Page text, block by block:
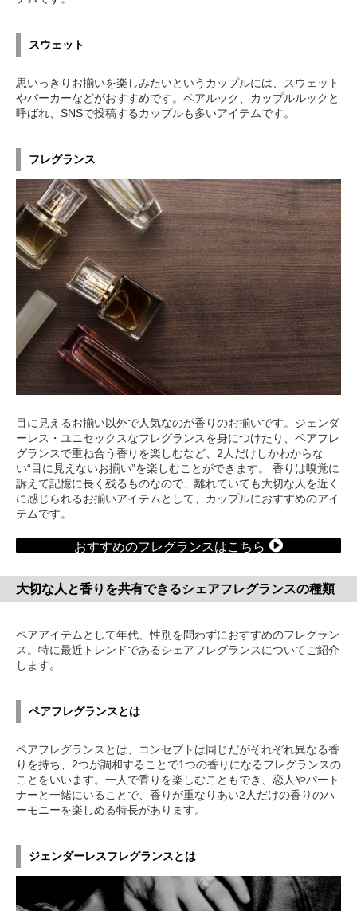
スウェット
思いっきりお揃いを楽しみたいというカップルには、スウェット
やパーカーなどがおすすめです。ペアルック、カップルルックと
呼ばれ、SNSで投稿するカップルも多いアイテムです。
フレグランス
目に見えるお揃い以外で人気なのが香りのお揃いです。ジェンダ
ーレス・ユニセックスなフレグランスを身につけたり、ペアフレ
グランスで重ね合う香りを楽しむなど、2人だけしかわからな
い“目に見えないお揃い”を楽しむことができます。 香りは嗅覚に
訴えて記憶に長く残るものなので、離れていても大切な人を近く
に感じられるお揃いアイテムとして、カップルにおすすめのアイ
テムです。
おすすめのフレグランスはこちら
大切な人と香りを共有できるシェアフレグランスの種類
ペアアイテムとして年代、性別を問わずにおすすめのフレグラン
ス。特に最近トレンドであるシェアフレグランスについてご紹介
します。
ペアフレグランスとは
ペアフレグランスとは、コンセプトは同じだがそれぞれ異なる香
りを持ち、2つが調和することで1つの香りになるフレグランスの
ことをいいます。一人で香りを楽しむこともでき、恋人やパート
ナーと一緒にいることで、香りが重なりあい2人だけの香りのハ
ーモニーを楽しめる特長があります。
ジェンダーレスフレグランスとは